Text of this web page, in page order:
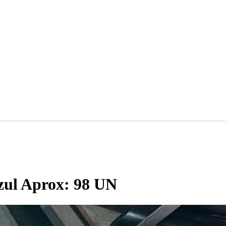
Aprox: 98 UN